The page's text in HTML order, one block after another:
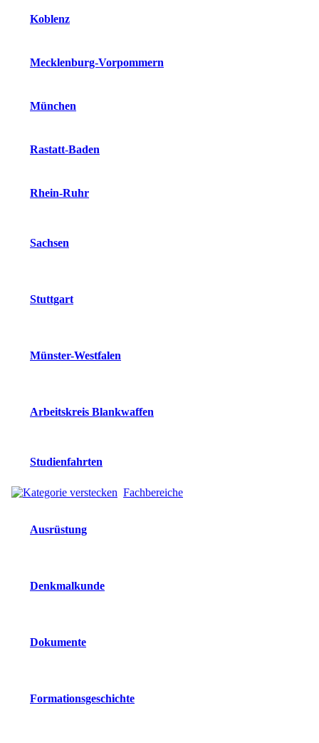
Koblenz
Mecklenburg-Vorpommern
München
Rastatt-Baden
Rhein-Ruhr
Sachsen
Stuttgart
Münster-Westfalen
Arbeitskreis Blankwaffen
Studienfahrten
Fachbereiche
Ausrüstung
Denkmalkunde
Dokumente
Formationsgeschichte